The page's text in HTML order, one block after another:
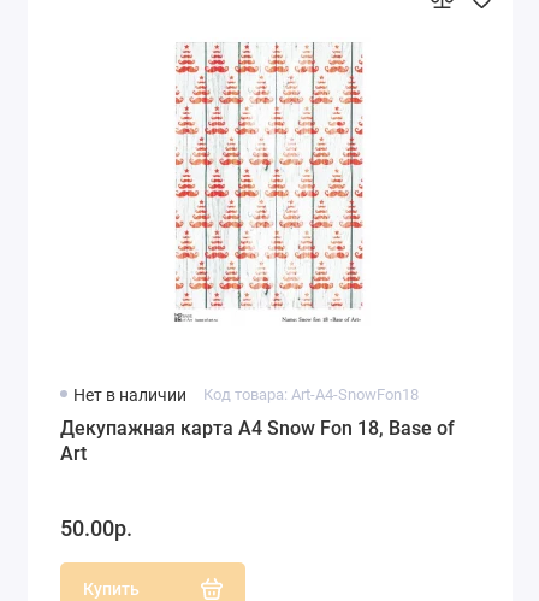
Нет в наличии Код товара: Art-A4-SnowFon18
Декупажная карта А4 Snow Fon 18, Base of
Art
50.00р.
Купить